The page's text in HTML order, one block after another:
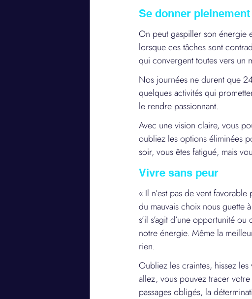
Se donner pleinement
On peut gaspiller son énergie
lorsque ces tâches sont
qui convergent toutes vers un
Nos journées ne durent que
quelques activités qui
le rendre passionnant.
Avec une vision claire, vous
oubliez les options éliminées
soir, vous êtes fatigué, mais
Vivre sans peur
« Il n’est pas de vent
du mauvais choix nous guette
s’il s’agit d’une opportunité
notre énergie. Même la
rien.
Oubliez les craintes, hissez
allez, vous pouvez tracer
passages obligés, la